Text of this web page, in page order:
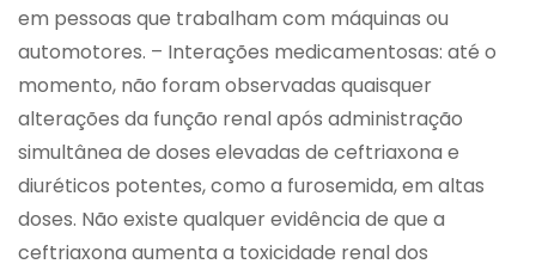
em pessoas que trabalham com máquinas ou
automotores. – Interações medicamentosas: até o
momento, não foram observadas quaisquer
alterações da função renal após administração
simultânea de doses elevadas de ceftriaxona e
diuréticos potentes, como a furosemida, em altas
doses. Não existe qualquer evidência de que a
ceftriaxona aumenta a toxicidade renal dos